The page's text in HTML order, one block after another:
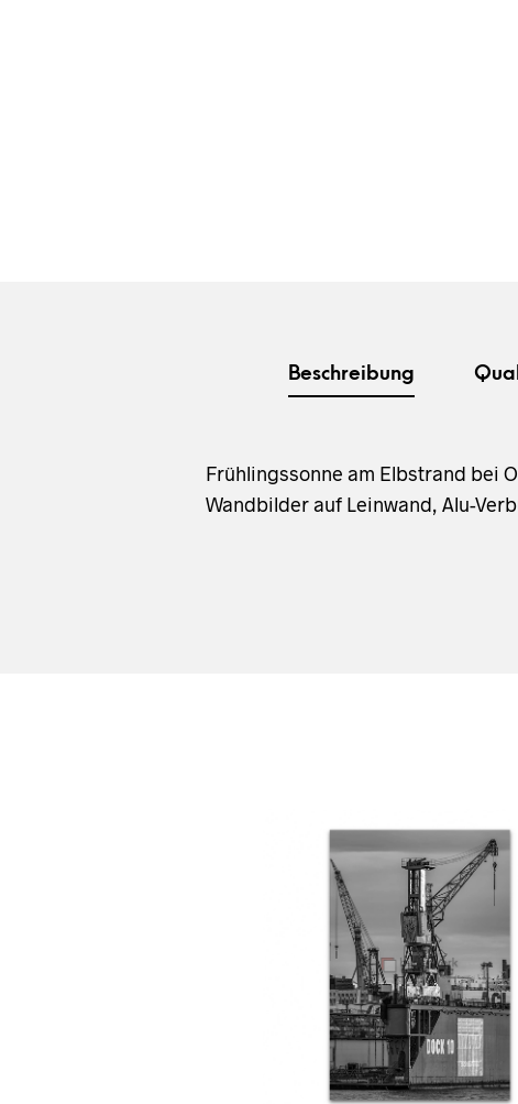
Beschreibung
Frühlingssonne am Elbstrand bei
Wandbilder auf Leinwand, Alu-